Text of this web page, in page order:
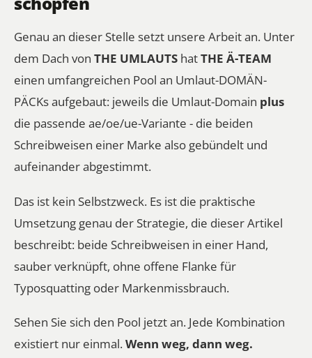
Genau an dieser Stelle setzt unsere Arbeit an. Unter
dem Dach von THE UMLAUTS hatTHE Ä-TEAM
einen umfangreichen Pool an Umlaut-DOMÄN-
PÄCKs aufgebaut: jeweils die Umlaut-Domain plus
die passende ae/oe/ue-Variante - die beiden
Schreibweisen einer Marke also gebündelt und
aufeinander abgestimmt.
Das ist kein Selbstzweck. Es ist die praktische
Umsetzung genau der Strategie, die dieser Artikel
beschreibt: beide Schreibweisen in einer Hand,
sauber verknüpft, ohne offene Flanke für
Typosquatting oder Markenmissbrauch.
Sehen Sie sich den Pool jetzt an. Jede Kombination
existiert nur einmal.Wenn weg, dann weg.